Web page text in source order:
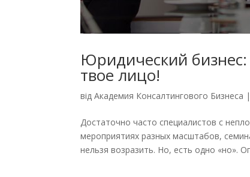
Юридический бизнес:
твое лицо!
відАкадемия Консалтингового Бизнеса |
Достаточно часто специалистов с
мероприятиях разных масштабов,
нельзя возразить. Но, есть одно «но».